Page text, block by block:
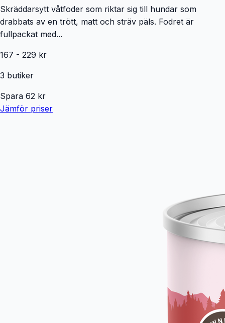
Skräddarsytt våtfoder som riktar sig till hundar som
drabbats av en trött, matt och sträv päls. Fodret är
fullpackat med...
167 - 229 kr
3 butiker
Spara 62 kr
Jämför priser